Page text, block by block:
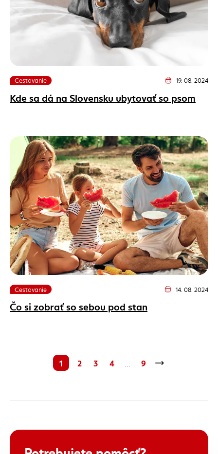
Cestovanie Dátum vydania
19. 08. 2024
Kde sa dá na Slovensku ubytovať so psom
Cestovanie Dátum vydania
14. 08. 2024
Čo si zobrať so sebou pod stan
1 2 3 4 9